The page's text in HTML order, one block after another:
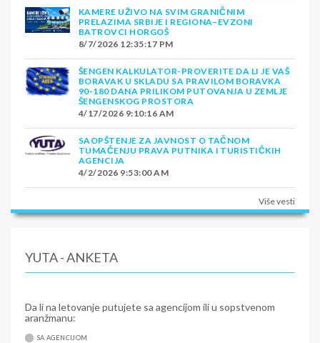
KAMERE UŽIVO NA SVIM GRANIČNIM
PRELAZIMA SRBIJE I REGIONA–EVZONI
BATROVCI HORGOŠ
8/7/2026 12:35:17 PM
ŠENGEN KALKULATOR-PROVERITE DA LI JE VAŠ
BORAVAK U SKLADU SA PRAVILOM BORAVKA
90-180 DANA PRILIKOM PUTOVANJA U ZEMLJE
ŠENGENSKOG PROSTORA
4/17/2026 9:10:16 AM
SAOPŠTENJE ZA JAVNOST O TAČNOM
TUMAČENJU PRAVA PUTNIKA I TURISTIČKIH
AGENCIJA
4/2/2026 9:53:00 AM
Više vesti
YUTA - ANKETA
Da li na letovanje putujete sa agencijom ili u sopstvenom
aranžmanu:
SA AGENCIJOM